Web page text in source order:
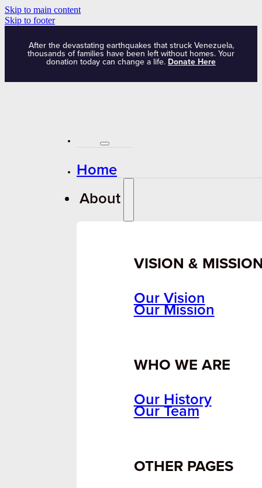
Skip to main content
Skip to footer
After the devastating earthquakes that struck Venezuela,
thousands of families have been left without homes. Your
donation today can change a life. Donate Here
Home
About
VISION &
Our Vision
Our Mission
WHO WE ARE
Our History
Our Team
OTHER PAGES